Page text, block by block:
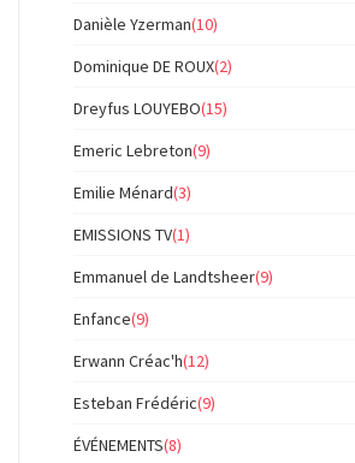
Danièle Yzerman(10)
Dominique DE ROUX(2)
Dreyfus LOUYEBO(15)
Emeric Lebreton(9)
Emilie Ménard(3)
EMISSIONS TV(1)
Emmanuel de Landtsheer(9)
Enfance(9)
Erwann Créac'h(12)
Esteban Frédéric(9)
ÉVÉNEMENTS(8)